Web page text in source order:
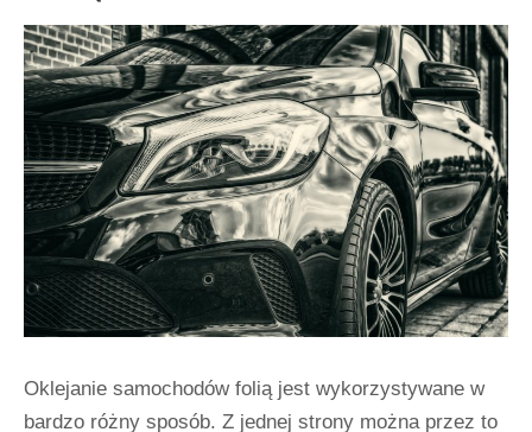
Oklejanie samochodów folią jest wykorzystywane w
bardzo różny sposób. Z jednej strony można przez to